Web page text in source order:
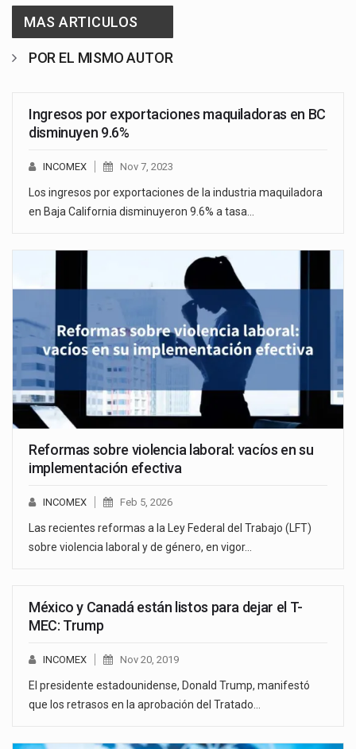
MAS ARTICULOS
POR EL MISMO AUTOR
Ingresos por exportaciones maquiladoras en BC
disminuyen 9.6%
INCOMEX Nov 7, 2023
Los ingresos por exportaciones de la industria maquiladora
en Baja California disminuyeron 9.6% a tasa…
Reformas sobre violencia laboral: vacíos en su
implementación efectiva
INCOMEX Feb 5, 2026
Las recientes reformas a la Ley Federal del Trabajo (LFT)
sobre violencia laboral y de género, en vigor…
México y Canadá están listos para dejar el T-
MEC: Trump
INCOMEX Nov 20, 2019
El presidente estadounidense, Donald Trump, manifestó
que los retrasos en la aprobación del Tratado…